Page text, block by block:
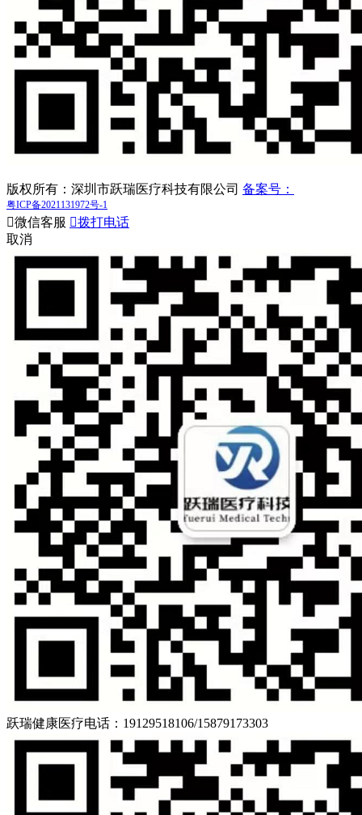
版权所有：深圳市跃瑞医疗科技有限公司 备案号：
粤ICP备2021131972号-1
微信客服 拨打电话
取消
跃瑞健康医疗电话：19129518106/15879173303